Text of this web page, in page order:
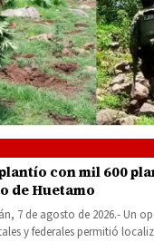
con mil 600
de Huetamo
7 de agosto de 2026.- Un
y federales permitió